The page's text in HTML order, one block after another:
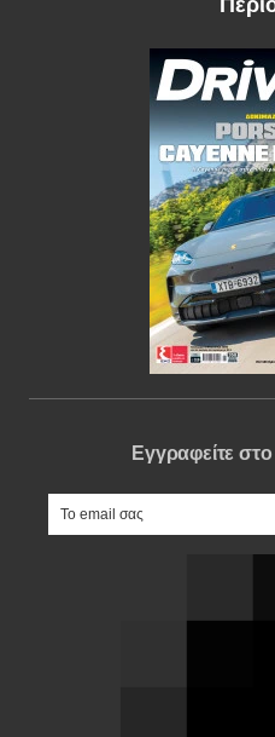
Εγγραφείτε
e-mail